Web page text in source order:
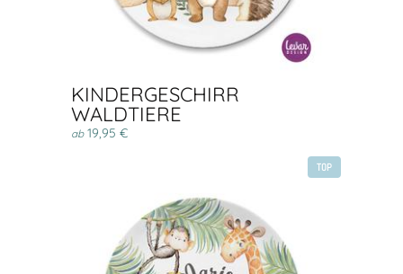
KINDERGESCHIRR
WALDTIERE
ab19,95 €
TOP